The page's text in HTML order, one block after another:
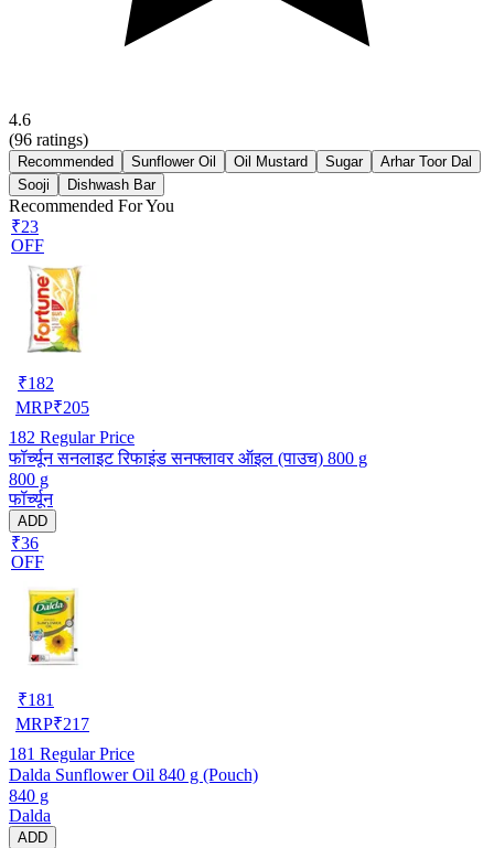
4.6
(96 ratings)
Recommended Sunflower Oil Oil Mustard Sugar
Arhar Toor Dal
Sooji
Dishwash Bar
Recommended For You
₹23
OFF
₹182
MRP₹205
182 Regular Price
फॉर्च्यून सनलाइट रिफाइंड सनफ्लावर ऑइल (पाउच) 800 g
800 g
फॉर्च्यून
ADD
₹36
OFF
₹181
MRP₹217
181 Regular Price
Dalda Sunflower Oil 840 g (Pouch)
840 g
Dalda
ADD